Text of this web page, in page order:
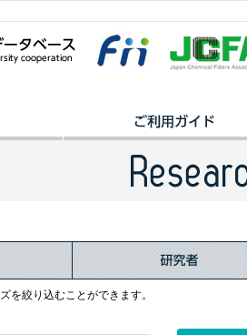
を絞り込むことができます。